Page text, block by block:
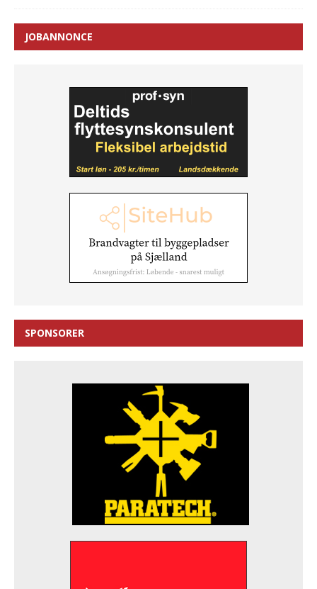
JOBANNONCE
SPONSORER